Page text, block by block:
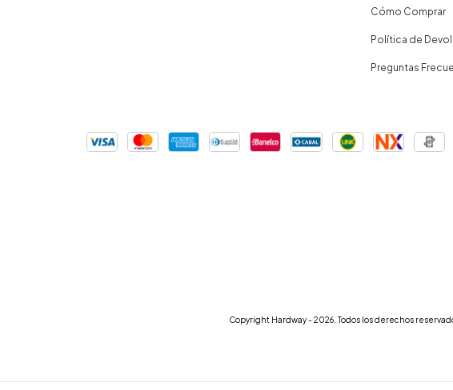
Cómo Comprar
Política de
Preguntas
Copyright Hardway - 2026. Todos los derechos